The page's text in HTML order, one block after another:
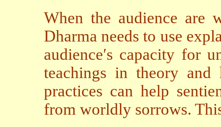
When the audience are
Dharma needs to use
audience′s capacity for
teachings in theory
practices can help
from worldly sorrows.